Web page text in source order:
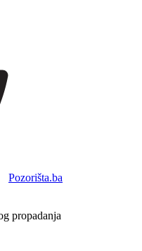
Pozorišta.ba